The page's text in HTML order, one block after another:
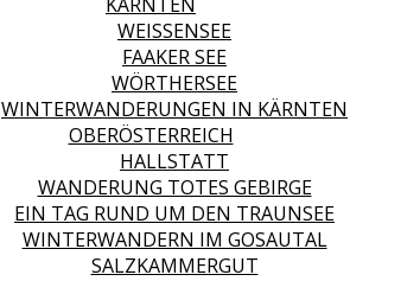
WEISSENSEE
FAAKER SEE
WÖRTHERSEE
WINTERWANDERUNGEN IN KÄRNTEN
OBERÖSTERREICH
HALLSTATT
WANDERUNG TOTES GEBIRGE
EIN TAG RUND UM DEN TRAUNSEE
WINTERWANDERN IM GOSAUTAL
SALZKAMMERGUT